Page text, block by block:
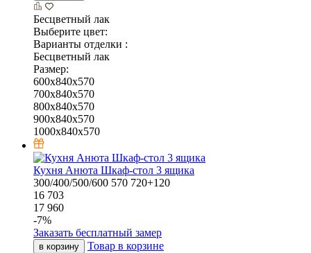
Бесцветный лак
Выберите цвет:
Варианты отделки :
Бесцветный лак
Размер:
600x840x570
700x840x570
800x840x570
900x840x570
1000x840x570
Кухня Анюта Шкаф-стол 3 ящика
300/400/500/600 570 720+120
16 703
17 960
-7%
Заказать бесплатный замер
в корзину Товар в корзине